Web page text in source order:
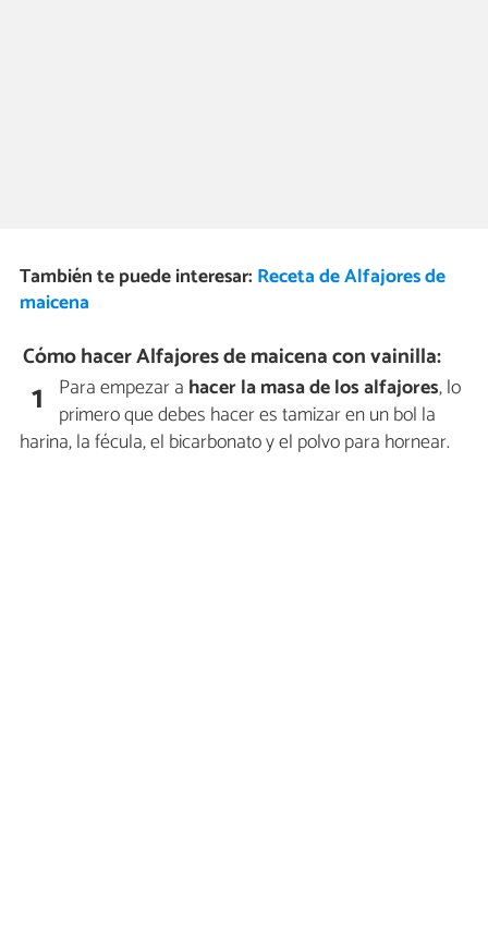
También te puede interesar: Receta de Alfajores de
maicena
Cómo hacer Alfajores de maicena con vainilla:
1 Para empezar a hacer la masa de los alfajores, lo
primero que debes hacer es tamizar en un bol la
harina, la fécula, el bicarbonato y el polvo para hornear.